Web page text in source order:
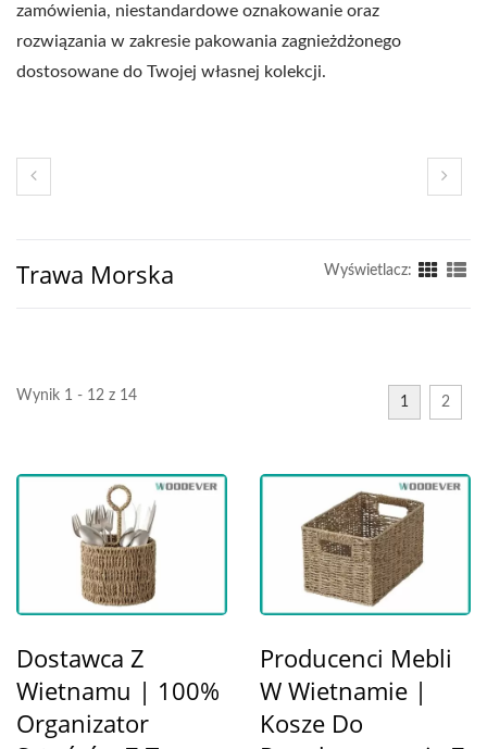
zamówienia, niestandardowe oznakowanie oraz
rozwiązania w zakresie pakowania zagnieżdżonego
dostosowane do Twojej własnej kolekcji.
Trawa Morska Wyświetlacz:
Wynik 1 - 12 z 14 1 2
Dostawca Z
Wietnamu | 100%
Organizator
Producenci Mebli
W Wietnamie |
Kosze Do